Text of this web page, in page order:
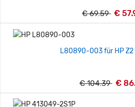
€ 69.59 €
L80890-003 für HP Z2
€ 104.39 €